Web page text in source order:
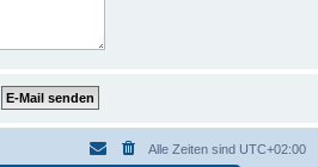
Alle Zeiten sind UTC+02:00